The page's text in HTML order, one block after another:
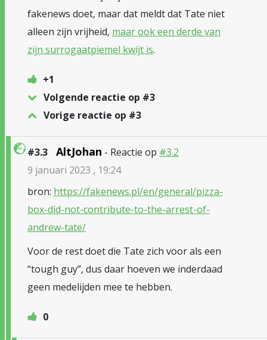
fakenews doet, maar dat meldt dat Tate niet
alleen zijn vrijheid, maar ook een derde van
zijn surrogaatpiemel kwijt is.
+1
Volgende reactie op #3
Vorige reactie op #3
#3.3 AltJohan - Reactie op #3.2
9 januari 2023 , 19:24
bron: https://fakenews.pl/en/general/pizza-
box-did-not-contribute-to-the-arrest-of-
andrew-tate/
Voor de rest doet die Tate zich voor als een
“tough guy”, dus daar hoeven we inderdaad
geen medelijden mee te hebben.
0